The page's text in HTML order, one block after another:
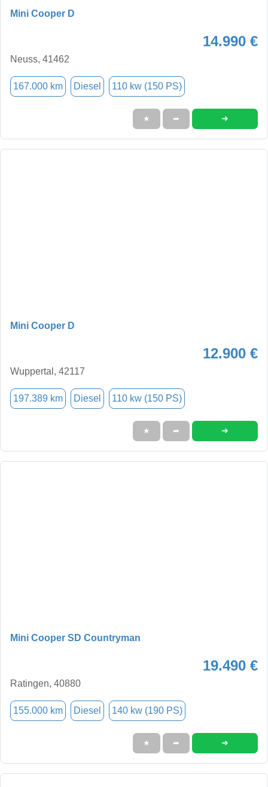
Mini Cooper D
14.990 €
Neuss, 41462
167.000 km Diesel 110 kw (150 PS)
★ ➦ ➜
Mini Cooper D
12.900 €
Wuppertal, 42117
197.389 km Diesel 110 kw (150 PS)
★ ➦ ➜
Mini Cooper SD Countryman
19.490 €
Ratingen, 40880
155.000 km Diesel 140 kw (190 PS)
★ ➦ ➜